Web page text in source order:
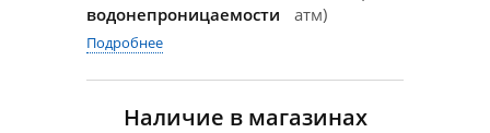
водонепроницаемости
атм)
Подробнее
Наличие в магазинах